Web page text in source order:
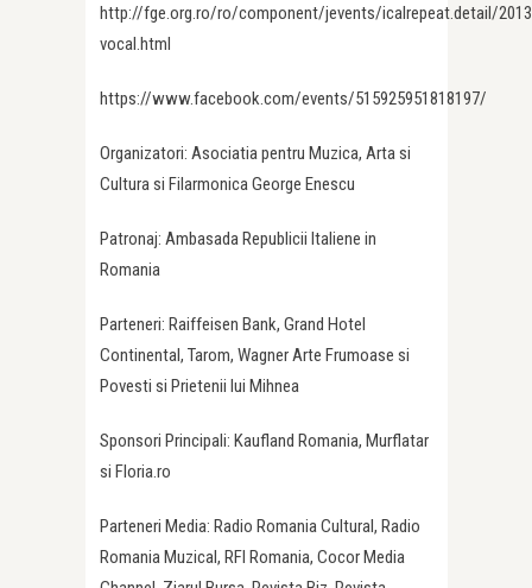
http://fge.org.ro/ro/component/jevents/icalrepeat.detail/
vocal.html
https://www.facebook.com/events/515925951818197/
Organizatori: Asociatia pentru Muzica, Arta si
Cultura si Filarmonica George Enescu
Patronaj: Ambasada Republicii Italiene in
Romania
Parteneri: Raiffeisen Bank, Grand Hotel
Continental, Tarom, Wagner Arte Frumoase si
Povesti si Prietenii lui Mihnea
Sponsori Principali: Kaufland Romania, Murflatar
si Floria.ro
Parteneri Media: Radio Romania Cultural, Radio
Romania Muzical, RFI Romania, Cocor Media